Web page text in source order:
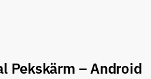
Pekskärm – Android